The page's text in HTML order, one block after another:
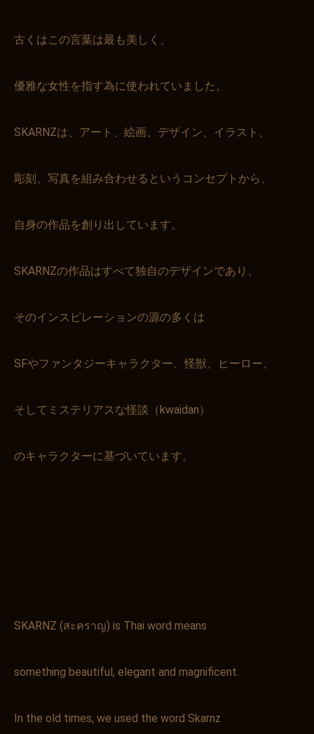
古くはこの言葉は最も美しく、
優雅な女性を指す為に使われていました。
SKARNZは、アート、絵画、デザイン、イラスト、
彫刻、写真を組み合わせるというコンセプトから、
自身の作品を創り出しています。
SKARNZの作品はすべて独自のデザインであり、
そのインスピレーションの源の多くは
SFやファンタジーキャラクター、怪獣、ヒーロー、
そしてミステリアスな怪談（kwaidan）
のキャラクターに基づいています。
SKARNZ (สะคราญ) is Thai word means
something beautiful, elegant and magnificent.
In the old times, we used the word Skarnz